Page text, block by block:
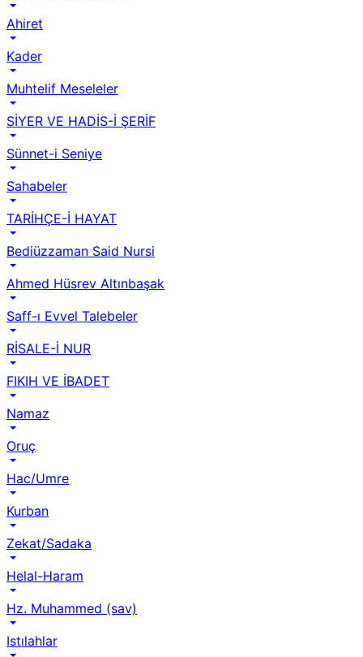
Ahiret
Kader
Muhtelif Meseleler
SİYER VE HADİS-İ ŞERİF
Sünnet-i Seniye
Sahabeler
TARİHÇE-İ HAYAT
Bediüzzaman Said Nursi
Ahmed Hüsrev Altınbaşak
Saff-ı Evvel Talebeler
RİSALE-İ NUR
FIKIH VE İBADET
Namaz
Oruç
Hac/Umre
Kurban
Zekat/Sadaka
Helal-Haram
Hz. Muhammed (sav)
Istılahlar